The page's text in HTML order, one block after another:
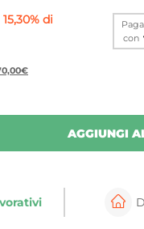
ingrandire
15,30% di
con
AGGIUNGI